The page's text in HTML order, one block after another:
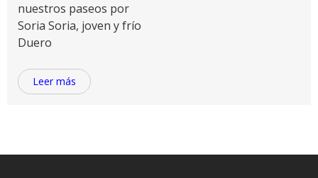
nuestros paseos por
Soria Soria, joven y frío
Duero
Leer más